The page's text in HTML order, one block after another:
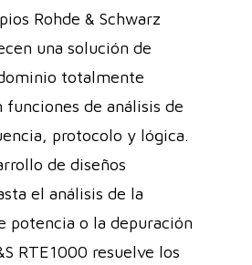
Rohde & Schwarz
una solución de
totalmente
funciones de análisis de
protocolo y lógica.
de diseños
el análisis de la
potencia o la depuración
RTE1000 resuelve los